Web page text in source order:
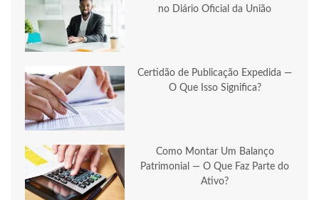
no Diário Oficial da União
Certidão de Publicação Expedida —
O Que Isso Significa?
Como Montar Um Balanço
Patrimonial — O Que Faz Parte do
Ativo?